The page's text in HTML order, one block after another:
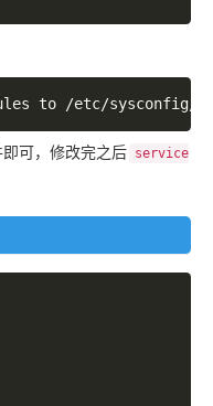
可，修改完之后 service